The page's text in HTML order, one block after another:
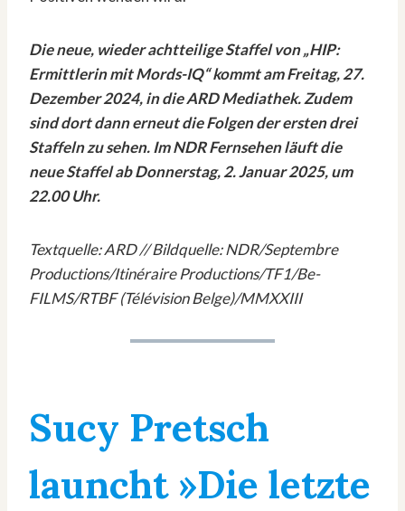
Die neue, wieder achtteilige Staffel von „HIP:
Ermittlerin mit Mords-IQ“ kommt am Freitag, 27.
Dezember 2024, in die ARD Mediathek. Zudem
sind dort dann erneut die Folgen der ersten drei
Staffeln zu sehen. Im NDR Fernsehen läuft die
neue Staffel ab Donnerstag, 2. Januar 2025, um
22.00 Uhr.
Textquelle: ARD // Bildquelle: NDR/Septembre
Productions/Itinéraire Productions/TF1/Be-
FILMS/RTBF (Télévision Belge)/MMXXIII
Sucy Pretsch
launcht »Die letzte